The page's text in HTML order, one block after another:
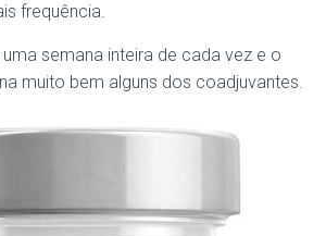
frequência.
semana inteira de cada vez e o
muito bem alguns dos coadjuvantes.